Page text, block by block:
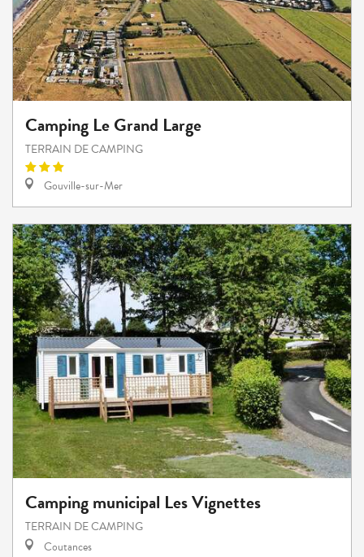
Camping Le Grand Large
TERRAIN DE CAMPING
Gouville-sur-Mer
Camping municipal Les Vignettes
TERRAIN DE CAMPING
Coutances